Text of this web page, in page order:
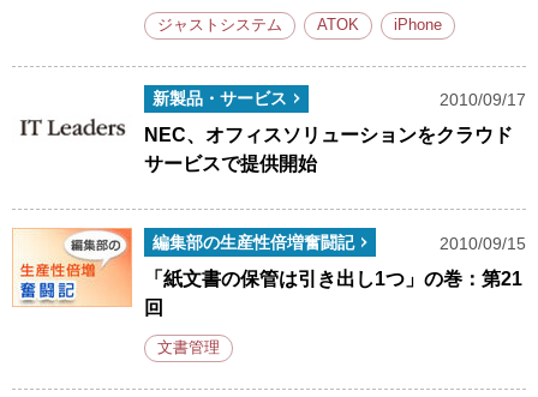
ジャストシステム ATOK iPhone
新製品・サービス 2010/09/17
NEC、オフィスソリューションをクラウド
サービスで提供開始
編集部の生産性倍増奮闘記 2010/09/15
「紙文書の保管は引き出し1つ」の巻：第21
回
文書管理